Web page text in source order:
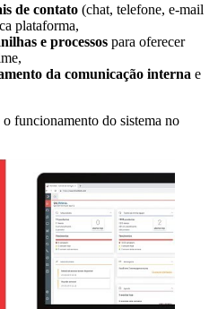
de contato (chat, telefone, e-mail
plataforma,
e processos para oferecer
da comunicação interna e
funcionamento do sistema no